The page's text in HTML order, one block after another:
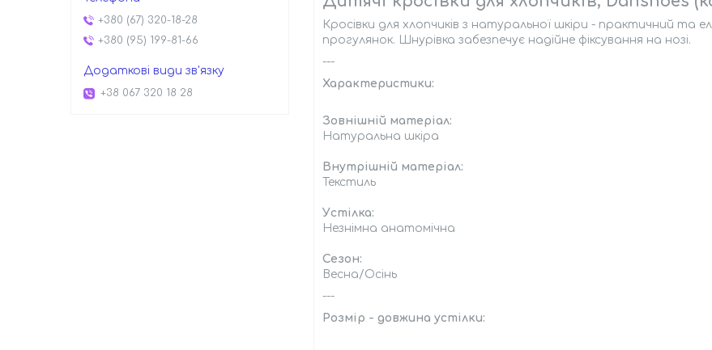
Кросівки для хлопчиків з натуральної шкіри - практичний та
прогулянок. Шнурівка забезпечує надійне фіксування на нозі.
---
Характеристики:
Зовнішній матеріал:
Натуральна шкіра
Внутрішній матеріал:
Текстиль
Устілка:
Незнімна анатомічна
Сезон:
Весна/Осінь
---
Розмір - довжина устілки:
+380 (67) 320-18-28
+380 (95) 199-81-66
+38 067 320 18 28